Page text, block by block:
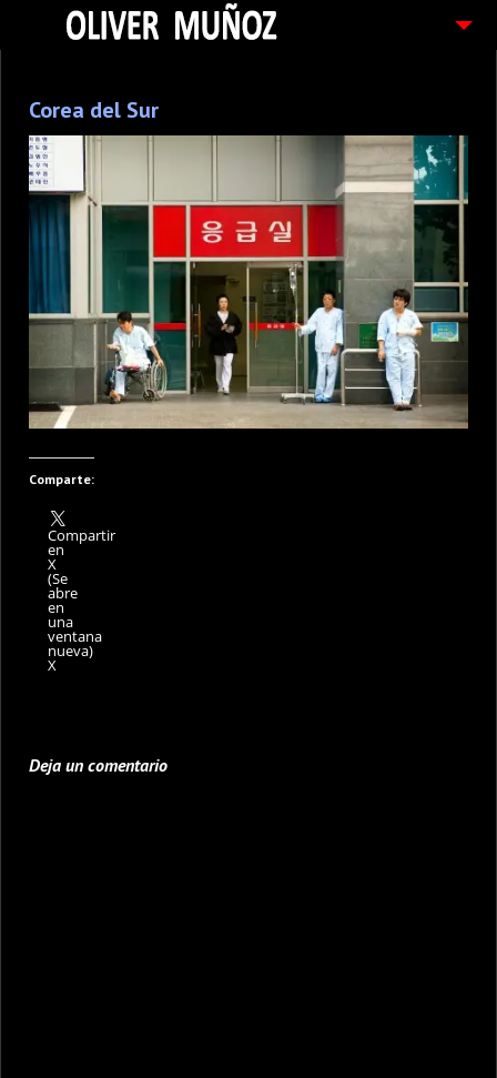
FOTOGRAFIAS
CONTACTO
PEDIDOS
Corea del Sur
Comparte:
Compartir
en
X
(Se
abre
en
una
ventana
nueva)
X
Deja un comentario